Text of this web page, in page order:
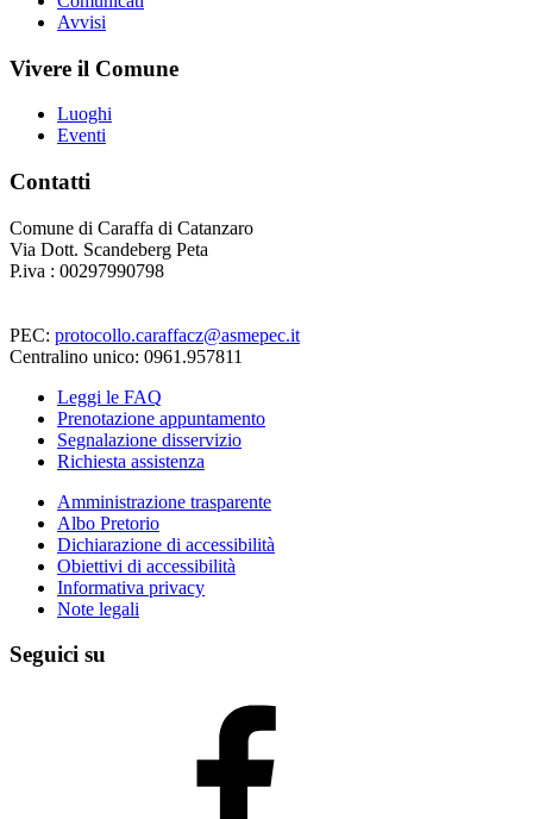
Avvisi
Vivere il Comune
Luoghi
Eventi
Contatti
Comune di Caraffa di Catanzaro
Via Dott. Scandeberg Peta
P.iva : 00297990798
PEC: protocollo.caraffacz@asmepec.it
Centralino unico: 0961.957811
Leggi le FAQ
Prenotazione appuntamento
Segnalazione disservizio
Richiesta assistenza
Amministrazione trasparente
Albo Pretorio
Dichiarazione di accessibilità
Obiettivi di accessibilità
Informativa privacy
Note legali
Seguici su